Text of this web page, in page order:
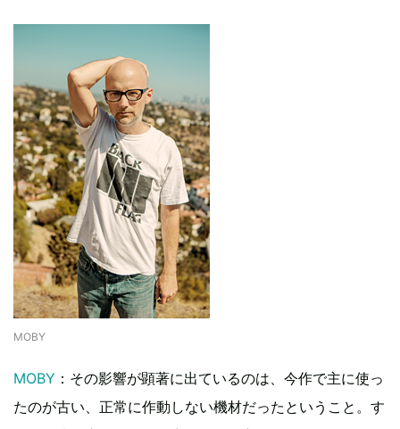
MOBY
MOBY ：その影響が顕著に出ているのは、今作で主に使っ
たのが古い、正常に作動しない機材だったということ。す